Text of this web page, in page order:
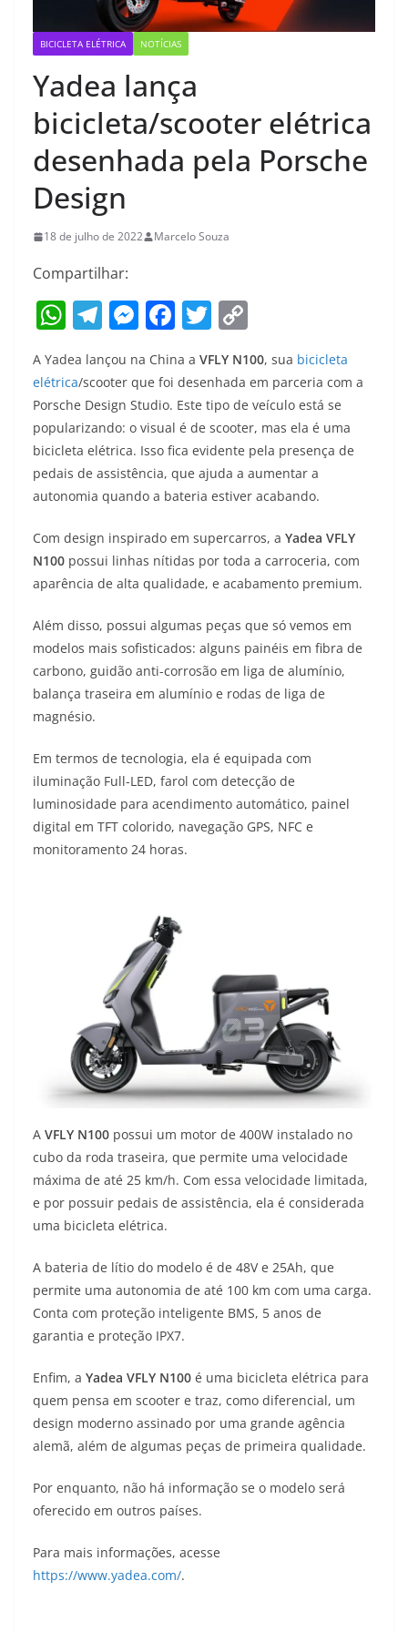
BICICLETA ELÉTRICA NOTÍCIAS
Yadea lança
bicicleta/scooter elétrica
desenhada pela Porsche
Design
18 de julho de 2022 Marcelo Souza
Compartilhar:
W
h
at
s
A
p
p
T
e
gr
a
m
M
ss
e
n
g
er
F
c
e
b
o
o
T
itt
er
p
y
Li
n
k
A Yadea lançou na China a VFLY N100, sua bicicleta
elétrica/scooter que foi desenhada em parceria com a
Porsche Design Studio. Este tipo de veículo está se
popularizando: o visual é de scooter, mas ela é uma
bicicleta elétrica. Isso fica evidente pela presença de
pedais de assistência, que ajuda a aumentar a
autonomia quando a bateria estiver acabando.
Com design inspirado em supercarros, a Yadea VFLY
N100 possui linhas nítidas por toda a carroceria, com
aparência de alta qualidade, e acabamento premium.
Além disso, possui algumas peças que só vemos em
modelos mais sofisticados: alguns painéis em fibra de
carbono, guidão anti-corrosão em liga de alumínio,
balança traseira em alumínio e rodas de liga de
magnésio.
Em termos de tecnologia, ela é equipada com
iluminação Full-LED, farol com detecção de
luminosidade para acendimento automático, painel
digital em TFT colorido, navegação GPS, NFC e
monitoramento 24 horas.
A VFLY N100 possui um motor de 400W instalado no
cubo da roda traseira, que permite uma velocidade
máxima de até 25 km/h. Com essa velocidade limitada,
e por possuir pedais de assistência, ela é considerada
uma bicicleta elétrica.
A bateria de lítio do modelo é de 48V e 25Ah, que
permite uma autonomia de até 100 km com uma carga.
Conta com proteção inteligente BMS, 5 anos de
garantia e proteção IPX7.
Enfim, a Yadea VFLY N100 é uma bicicleta elétrica para
quem pensa em scooter e traz, como diferencial, um
design moderno assinado por uma grande agência
alemã, além de algumas peças de primeira qualidade.
Por enquanto, não há informação se o modelo será
oferecido em outros países.
Para mais informações, acesse
https://www.yadea.com/.